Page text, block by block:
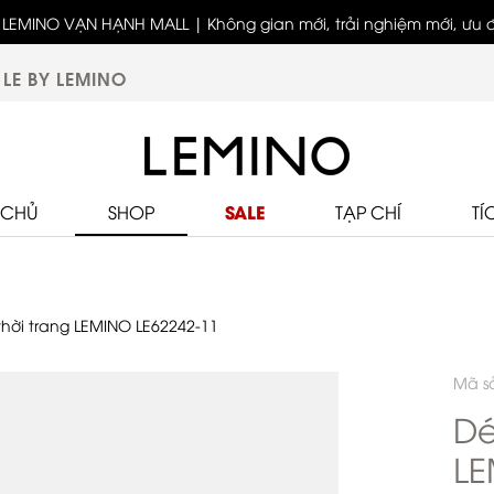
LEMINO VẠN HẠNH MALL | Không gian mới, trải nghiệm mới, ưu
biệt
BY LEMINO
SHOP SALE TẠP CHÍ
trang LEMINO LE62242-11
Mã